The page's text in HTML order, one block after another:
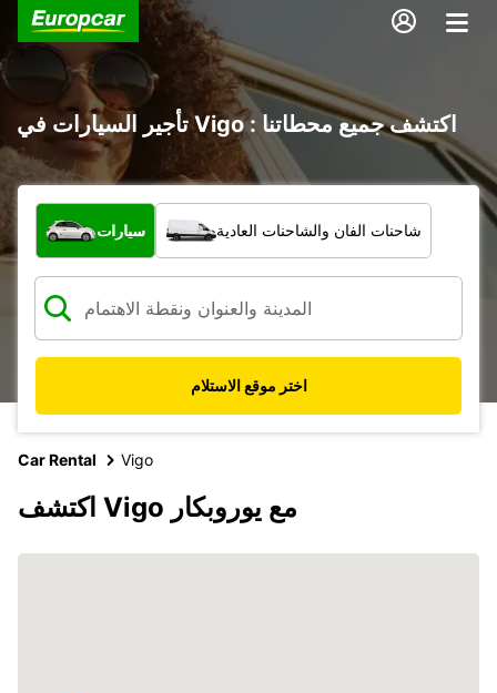
تأجير السيارات في Vigo : اكتشف جميع محطاتنا
ما نوع المركبة؟
سيارات شاحنات الفان والشاحنات العادية
اختر موقع الاستلام
Car Rental Vigo
اكتشف Vigo مع يوروبكار